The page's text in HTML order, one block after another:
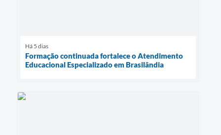
Há 5 dias
Formação continuada fortalece o Atendimento
Educacional Especializado em Brasilândia